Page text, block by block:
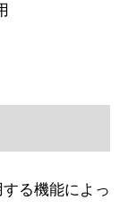
る機能によっ